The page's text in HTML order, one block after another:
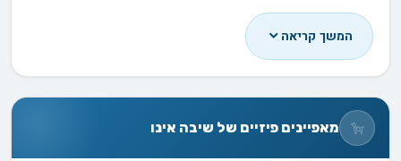
במהלך מלחמת העולם השנייה, הגזע עמד בפני סכנת הכחדה.
אולם, הודות למאמצים נמרצים של חובבי כלבים וארגונים יפניים,
השיבה אינו שרד. צוות המומחים שלנו מעריך את המסירות
השיבה אינו נחשב לאוצר לאומי ביפן, וזוכה להערכה רבה בקרב
חובבי כלבים בכל רחבי העולם.
המשך קריאה
מאפיינים פיזיים של שיבה אינו